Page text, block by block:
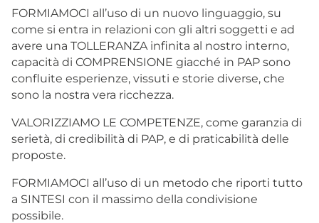
FORMIAMOCI all’uso di un nuovo linguaggio, su
come si entra in relazioni con gli altri soggetti e ad
avere una TOLLERANZA infinita al nostro interno,
capacità di COMPRENSIONE giacché in PAP sono
confluite esperienze, vissuti e storie diverse, che
sono la nostra vera ricchezza.
VALORIZZIAMO LE COMPETENZE, come garanzia di
serietà, di credibilità di PAP, e di praticabilità delle
proposte.
FORMIAMOCI all’uso di un metodo che riporti tutto
a SINTESI con il massimo della condivisione
possibile.